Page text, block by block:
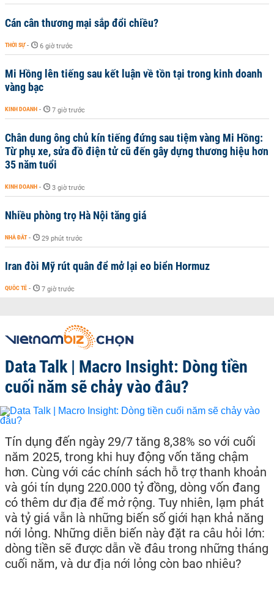
Cán cân thương mại sắp đổi chiều?
THỜI SỰ - 6 giờ trước
Mi Hồng lên tiếng sau kết luận về tồn tại trong kinh doanh
vàng bạc
KINH DOANH - 7 giờ trước
Chân dung ông chủ kín tiếng đứng sau tiệm vàng Mi Hồng:
Từ phụ xe, sửa đồ điện tử cũ đến gây dựng thương hiệu hơn
35 năm tuổi
KINH DOANH - 3 giờ trước
Nhiều phòng trọ Hà Nội tăng giá
NHÀ ĐẤT - 29 phút trước
Iran đòi Mỹ rút quân để mở lại eo biển Hormuz
QUỐC TẾ - 7 giờ trước
Data Talk | Macro Insight: Dòng tiền
cuối năm sẽ chảy vào đâu?
Tín dụng đến ngày 29/7 tăng 8,38% so với cuối
năm 2025, trong khi huy động vốn tăng chậm
hơn. Cùng với các chính sách hỗ trợ thanh khoản
và gói tín dụng 220.000 tỷ đồng, dòng vốn đang
có thêm dư địa để mở rộng. Tuy nhiên, lạm phát
và tỷ giá vẫn là những biến số giới hạn khả năng
nới lỏng. Những diễn biến này đặt ra câu hỏi lớn:
dòng tiền sẽ được dẫn về đâu trong những tháng
cuối năm, và dư địa nới lỏng còn bao nhiêu?